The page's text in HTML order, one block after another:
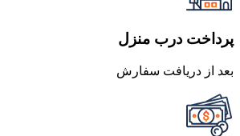
پرداخت درب منزل
بعد از دریافت سفارش